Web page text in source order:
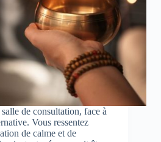
de consultation, face à
Vous ressentez
de calme et de